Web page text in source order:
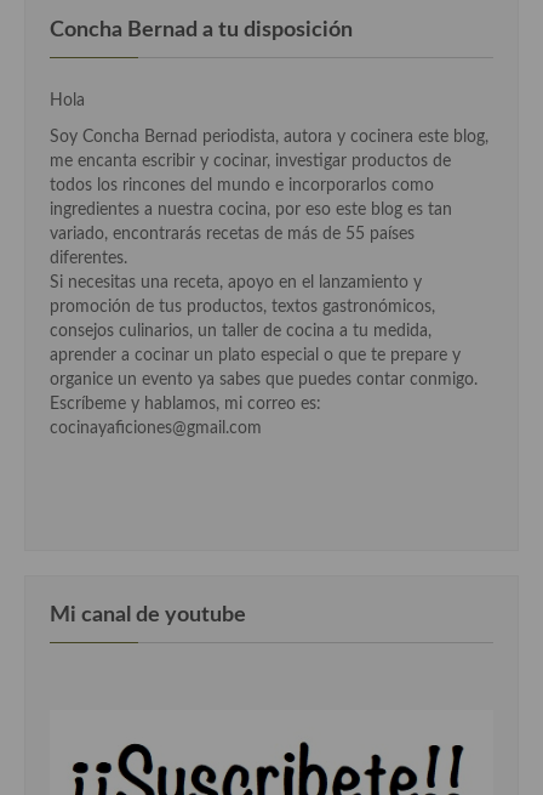
Cocina Catalana
Cocina Extremeña
Cocina Gallega
Cocina Madrileña
Cocina Murciana
Cocina Navarra
Cocina Riojana
Cocina Valenciana
Cocina Austriaca
Cocina Bulgara
Concha Bernad a tu disposición
Hola
Soy Concha Bernad periodista, autora y cocinera este blog,
me encanta escribir y cocinar, investigar productos de
todos los rincones del mundo e incorporarlos como
ingredientes a nuestra cocina, por eso este blog es tan
variado, encontrarás recetas de más de 55 países
diferentes.
Si necesitas una receta, apoyo en el lanzamiento y
promoción de tus productos, textos gastronómicos,
consejos culinarios, un taller de cocina a tu medida,
aprender a cocinar un plato especial o que te prepare y
organice un evento ya sabes que puedes contar conmigo.
Escríbeme y hablamos, mi correo es:
cocinayaficiones@gmail.com
Mi canal de youtube